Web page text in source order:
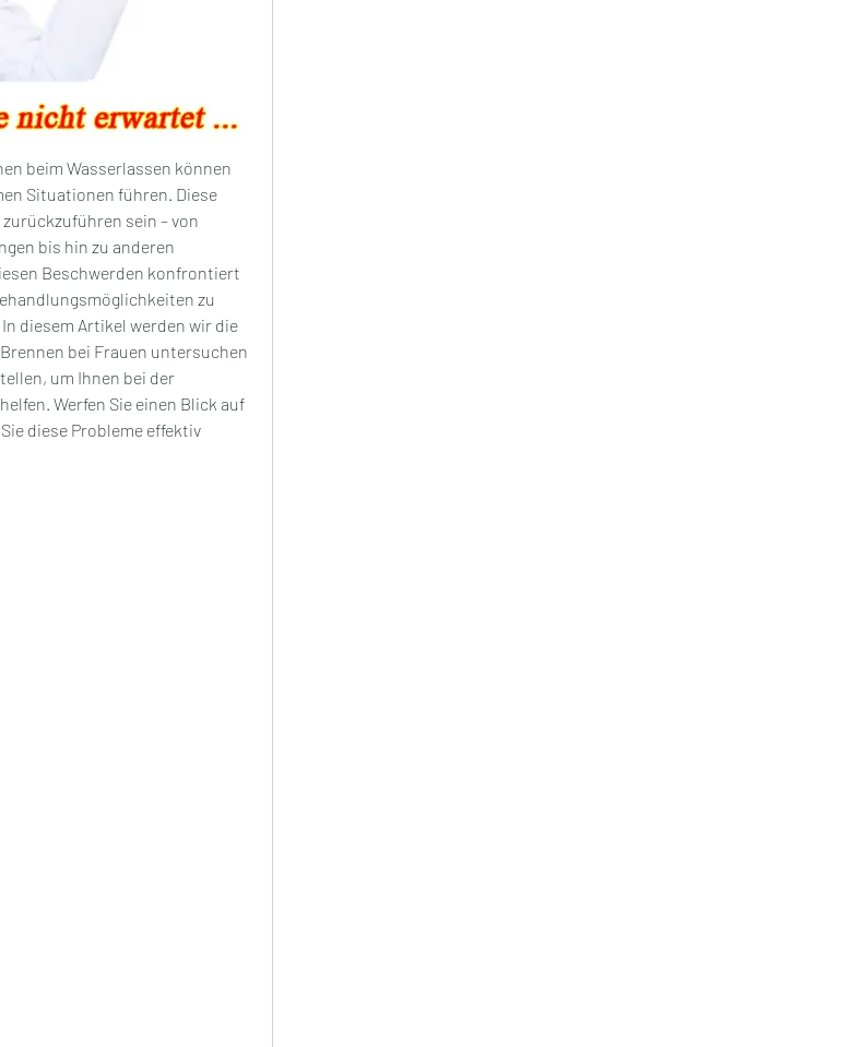
beim Wasserlassen können
Situationen führen. Diese
sein – von
bis hin zu anderen
Beschwerden konfrontiert
zu
diesem Artikel werden wir die
bei Frauen untersuchen
um Ihnen bei der
Werfen Sie einen Blick auf
diese Probleme effektiv